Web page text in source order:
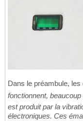
Dans le préambule,
fonctionnent, beaucoup
est produit par la
électroniques. Ces